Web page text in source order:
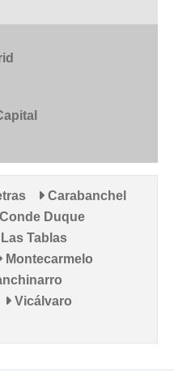
Carabanchel
Conde Duque
Las Tablas
Montecarmelo
Vicálvaro